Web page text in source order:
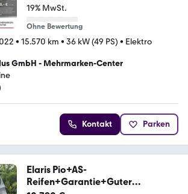
19% MwSt.
Ohne Bewertung
• 15.570 km • 36 kW (49 PS) • Elektro
GmbH - Mehrmarken-Center
Kontakt Parken
Elaris Pio+AS-
Reifen+Garantie+Guter